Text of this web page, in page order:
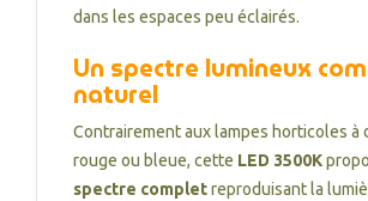
dans les espaces peu éclairés.
Un spectre lumineux
naturel
Contrairement aux lampes horticoles à
rouge ou bleue, cette LED 3500K
spectre completreproduisant la